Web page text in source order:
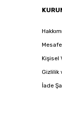
Kişisel
Gizlilik
İade